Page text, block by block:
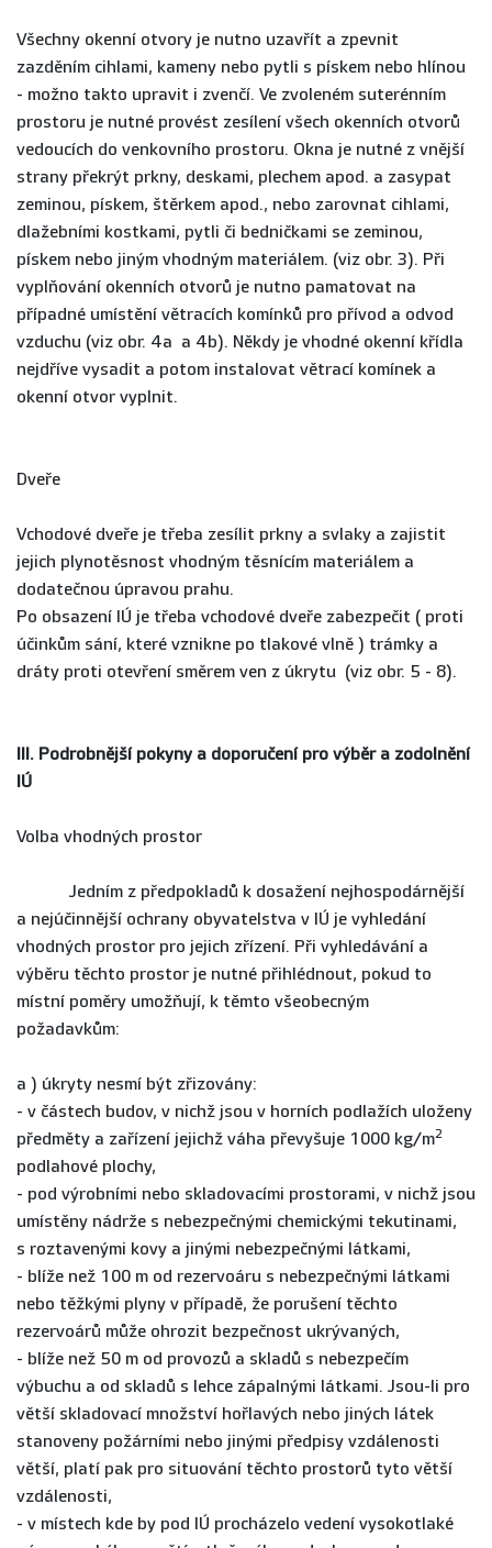
Všechny okenní otvory je nutno uzavřít a zpevnit
zazděním cihlami, kameny nebo pytli s pískem nebo hlínou
- možno takto upravit i zvenčí. Ve zvoleném suterénním
prostoru je nutné provést zesílení všech okenních otvorů
vedoucích do venkovního prostoru. Okna je nutné z vnější
strany překrýt prkny, deskami, plechem apod. a zasypat
zeminou, pískem, štěrkem apod., nebo zarovnat cihlami,
dlažebními kostkami, pytli či bedničkami se zeminou,
pískem nebo jiným vhodným materiálem. (viz obr. 3). Při
vyplňování okenních otvorů je nutno pamatovat na
případné umístění větracích komínků pro přívod a odvod
vzduchu (viz obr. 4a a 4b). Někdy je vhodné okenní křídla
nejdříve vysadit a potom instalovat větrací komínek a
okenní otvor vyplnit.
Dveře
Vchodové dveře je třeba zesílit prkny a svlaky a zajistit
jejich plynotěsnost vhodným těsnícím materiálem a
dodatečnou úpravou prahu.
Po obsazení IÚ je třeba vchodové dveře zabezpečit ( proti
účinkům sání, které vznikne po tlakové vlně ) trámky a
dráty proti otevření směrem ven z úkrytu (viz obr. 5 - 8).
III. Podrobnější pokyny a doporučení pro výběr a zodolnění
IÚ
Volba vhodných prostor
Jedním z předpokladů k dosažení nejhospodárnější
a nejúčinnější ochrany obyvatelstva v IÚ je vyhledání
vhodných prostor pro jejich zřízení. Při vyhledávání a
výběru těchto prostor je nutné přihlédnout, pokud to
místní poměry umožňují, k těmto všeobecným
požadavkům:
a ) úkryty nesmí být zřizovány:
- v částech budov, v nichž jsou v horních podlažích uloženy
předměty a zařízení jejichž váha převyšuje 1000 kg/m2
podlahové plochy,
- pod výrobními nebo skladovacími prostorami, v nichž jsou
umístěny nádrže s nebezpečnými chemickými tekutinami,
s roztavenými kovy a jinými nebezpečnými látkami,
- blíže než 100 m od rezervoáru s nebezpečnými látkami
nebo těžkými plyny v případě, že porušení těchto
rezervoárů může ohrozit bezpečnost ukrývaných,
- blíže než 50 m od provozů a skladů s nebezpečím
výbuchu a od skladů s lehce zápalnými látkami. Jsou-li pro
větší skladovací množství hořlavých nebo jiných látek
stanoveny požárními nebo jinými předpisy vzdálenosti
větší, platí pak pro situování těchto prostorů tyto větší
vzdálenosti,
- v místech kde by pod IÚ procházelo vedení vysokotlaké